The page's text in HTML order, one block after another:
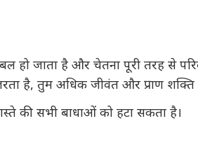
हो जाता है और चेतना पूरी तरह से
है, तुम अधिक जीवंत और प्राण शक्ति
की सभी बाधाओं को हटा सकता है।